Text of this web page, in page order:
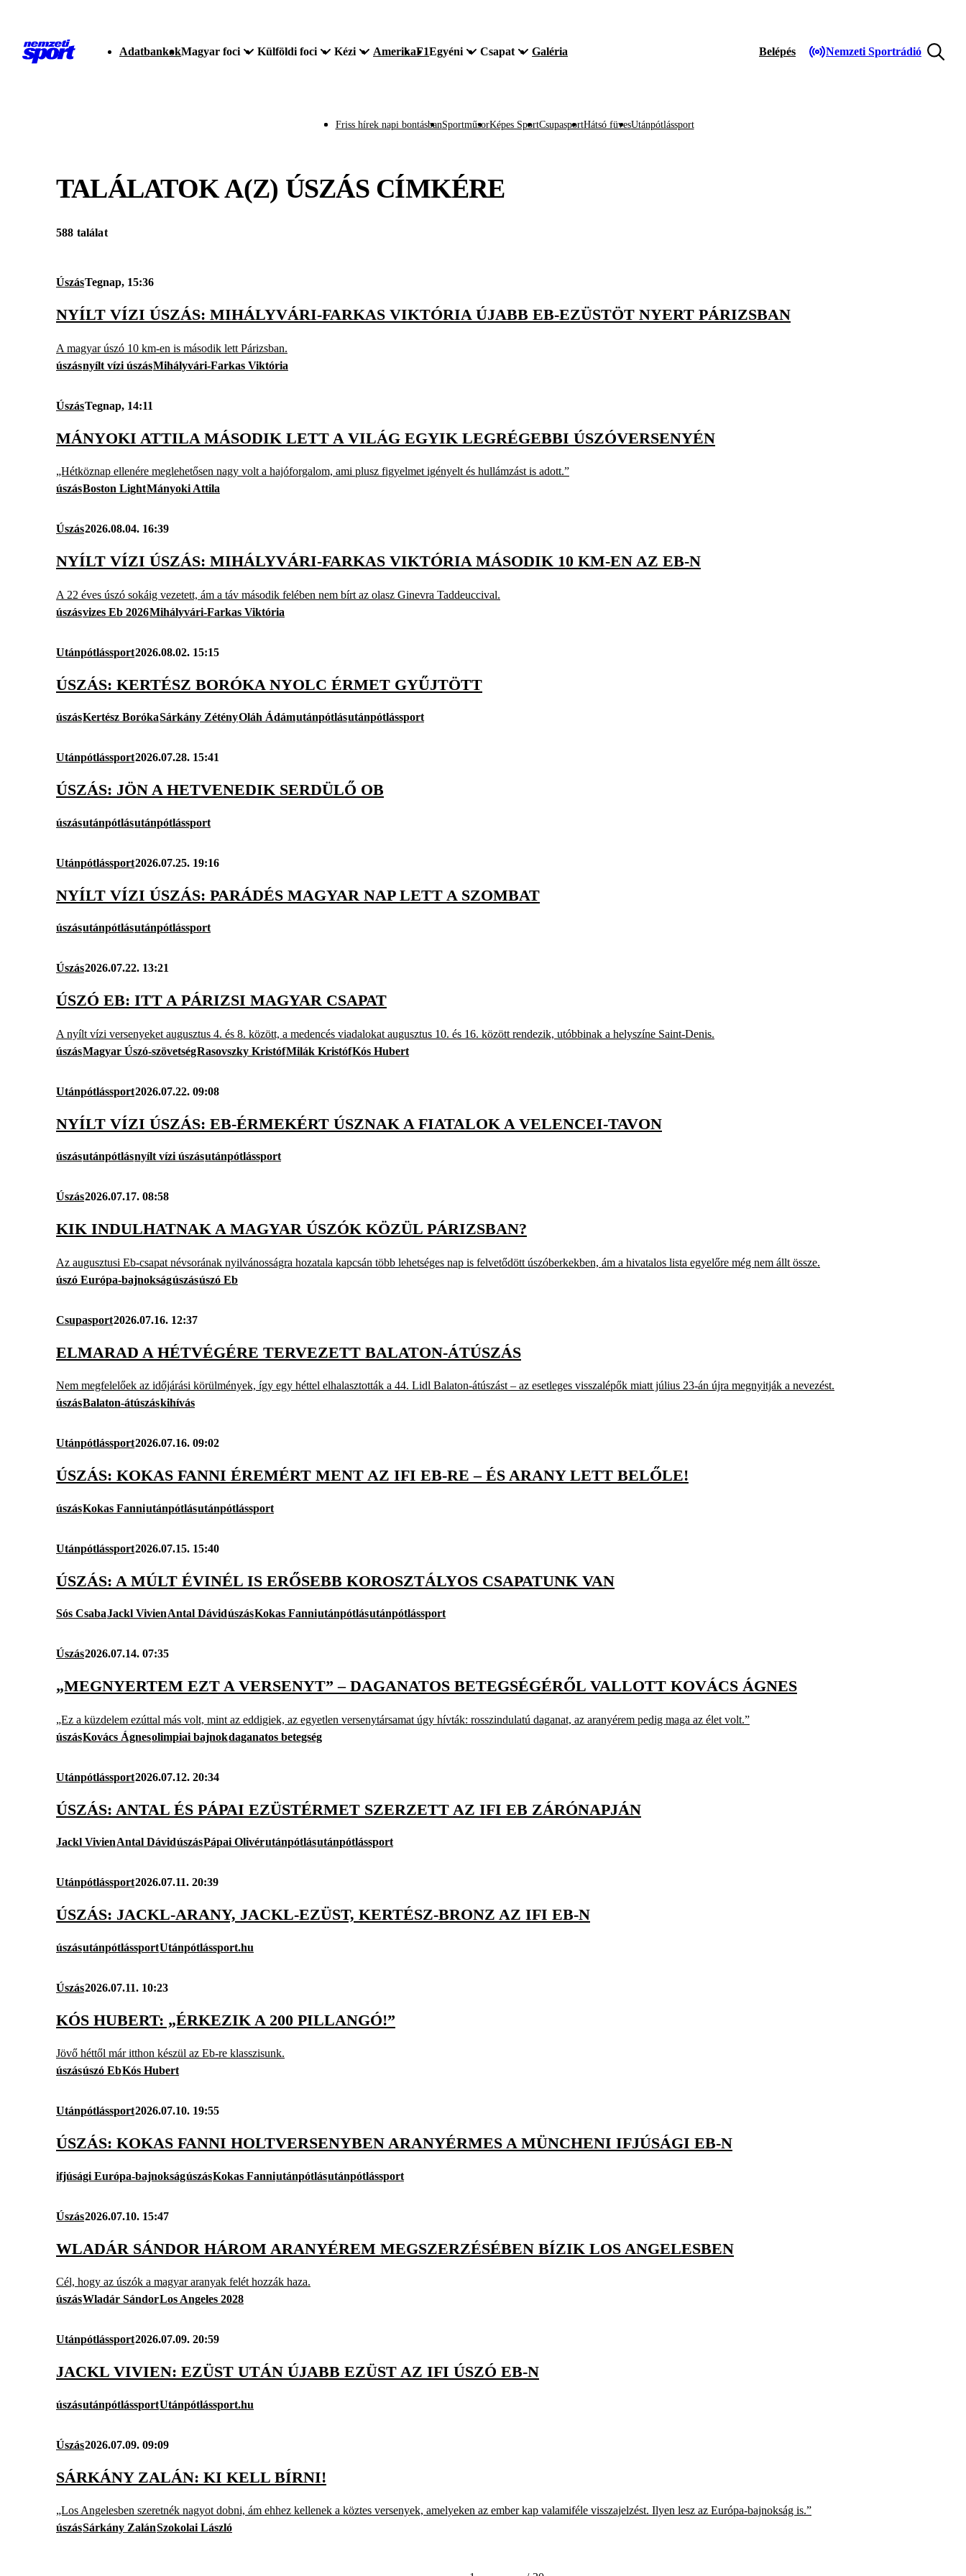
AdatbankokMagyar foci Külföldi foci Kézi AmerikaF1Egyéni Csapat Galéria Belépés Nemzeti Sportrádió
Friss hírek napi bontásbanSportműsorKépes SportCsupasportHátsó füvesUtánpótlássport
TALÁLATOK A(Z) ÚSZÁSCÍMKÉRE
588 találat
ÚszásTegnap, 15:36
NYÍLT VÍZI ÚSZÁS: MIHÁLYVÁRI-FARKAS VIKTÓRIA ÚJABB EB-EZÜSTÖT NYERT PÁRIZSBAN
A magyar úszó 10 km-en is második lett Párizsban.
úszásnyílt vízi úszásMihályvári-Farkas Viktória
ÚszásTegnap, 14:11
MÁNYOKI ATTILA MÁSODIK LETT A VILÁG EGYIK LEGRÉGEBBI ÚSZÓVERSENYÉN
„Hétköznap ellenére meglehetősen nagy volt a hajóforgalom, ami plusz figyelmet igényelt és hullámzást is adott.”
úszásBoston LightMányoki Attila
Úszás2026.08.04. 16:39
NYÍLT VÍZI ÚSZÁS: MIHÁLYVÁRI-FARKAS VIKTÓRIA MÁSODIK 10 KM-EN AZ EB-N
A 22 éves úszó sokáig vezetett, ám a táv második felében nem bírt az olasz Ginevra Taddeuccival.
úszásvizes Eb 2026Mihályvári-Farkas Viktória
Utánpótlássport2026.08.02. 15:15
ÚSZÁS: KERTÉSZ BORÓKA NYOLC ÉRMET GYŰJTÖTT
úszásKertész BorókaSárkány ZétényOláh Ádámutánpótlásutánpótlássport
Utánpótlássport2026.07.28. 15:41
ÚSZÁS: JÖN A HETVENEDIK SERDÜLŐ OB
úszásutánpótlásutánpótlássport
Utánpótlássport2026.07.25. 19:16
NYÍLT VÍZI ÚSZÁS: PARÁDÉS MAGYAR NAP LETT A SZOMBAT
úszásutánpótlásutánpótlássport
Úszás2026.07.22. 13:21
ÚSZÓ EB: ITT A PÁRIZSI MAGYAR CSAPAT
A nyílt vízi versenyeket augusztus 4. és 8. között, a medencés viadalokat augusztus 10. és 16. között rendezik, utóbbinak a helyszíne Saint-Denis.
úszásMagyar Úszó-szövetségRasovszky KristófMilák KristófKós Hubert
Utánpótlássport2026.07.22. 09:08
NYÍLT VÍZI ÚSZÁS: EB-ÉRMEKÉRT ÚSZNAK A FIATALOK A VELENCEI-TAVON
úszásutánpótlásnyílt vízi úszásutánpótlássport
Úszás2026.07.17. 08:58
KIK INDULHATNAK A MAGYAR ÚSZÓK KÖZÜL PÁRIZSBAN?
Az augusztusi Eb-csapat névsorának nyilvánosságra hozatala kapcsán több lehetséges nap is felvetődött úszóberkekben, ám a hivatalos lista egyelőre még nem állt össze.
úszó Európa-bajnokságúszásúszó Eb
Csupasport2026.07.16. 12:37
ELMARAD A HÉTVÉGÉRE TERVEZETT BALATON-ÁTÚSZÁS
Nem megfelelőek az időjárási körülmények, így egy héttel elhalasztották a 44. Lidl Balaton-átúszást – az esetleges visszalépők miatt július 23-án újra megnyitják a nevezést.
úszásBalaton-átúszáskihívás
Utánpótlássport2026.07.16. 09:02
ÚSZÁS: KOKAS FANNI ÉREMÉRT MENT AZ IFI EB-RE – ÉS ARANY LETT BELŐLE!
úszásKokas Fanniutánpótlásutánpótlássport
Utánpótlássport2026.07.15. 15:40
ÚSZÁS: A MÚLT ÉVINÉL IS ERŐSEBB KOROSZTÁLYOS CSAPATUNK VAN
Sós CsabaJackl VivienAntal DávidúszásKokas Fanniutánpótlásutánpótlássport
Úszás2026.07.14. 07:35
„MEGNYERTEM EZT A VERSENYT” – DAGANATOS BETEGSÉGÉRŐL VALLOTT KOVÁCS ÁGNES
„Ez a küzdelem ezúttal más volt, mint az eddigiek, az egyetlen versenytársamat úgy hívták: rosszindulatú daganat, az aranyérem pedig maga az élet volt.”
úszásKovács Ágnesolimpiai bajnokdaganatos betegség
Utánpótlássport2026.07.12. 20:34
ÚSZÁS: ANTAL ÉS PÁPAI EZÜSTÉRMET SZERZETT AZ IFI EB ZÁRÓNAPJÁN
Jackl VivienAntal DávidúszásPápai Olivérutánpótlásutánpótlássport
Utánpótlássport2026.07.11. 20:39
ÚSZÁS: JACKL-ARANY, JACKL-EZÜST, KERTÉSZ-BRONZ AZ IFI EB-N
úszásutánpótlássportUtánpótlássport.hu
Úszás2026.07.11. 10:23
KÓS HUBERT: „ÉRKEZIK A 200 PILLANGÓ!”
Jövő héttől már itthon készül az Eb-re klasszisunk.
úszásúszó EbKós Hubert
Utánpótlássport2026.07.10. 19:55
ÚSZÁS: KOKAS FANNI HOLTVERSENYBEN ARANYÉRMES A MÜNCHENI IFJÚSÁGI EB-N
ifjúsági Európa-bajnokságúszásKokas Fanniutánpótlásutánpótlássport
Úszás2026.07.10. 15:47
WLADÁR SÁNDOR HÁROM ARANYÉREM MEGSZERZÉSÉBEN BÍZIK LOS ANGELESBEN
Cél, hogy az úszók a magyar aranyak felét hozzák haza.
úszásWladár SándorLos Angeles 2028
Utánpótlássport2026.07.09. 20:59
JACKL VIVIEN: EZÜST UTÁN ÚJABB EZÜST AZ IFI ÚSZÓ EB-N
úszásutánpótlássportUtánpótlássport.hu
Úszás2026.07.09. 09:09
SÁRKÁNY ZALÁN: KI KELL BÍRNI!
„Los Angelesben szeretnék nagyot dobni, ám ehhez kellenek a köztes versenyek, amelyeken az ember kap valamiféle visszajelzést. Ilyen lesz az Európa-bajnokság is.”
úszásSárkány ZalánSzokolai László